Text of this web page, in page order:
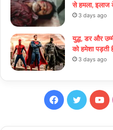
से हमला, इलाज
3 days ago
युद्ध, डर और
को हमेशा
3 days ago
Facebook
Twitter